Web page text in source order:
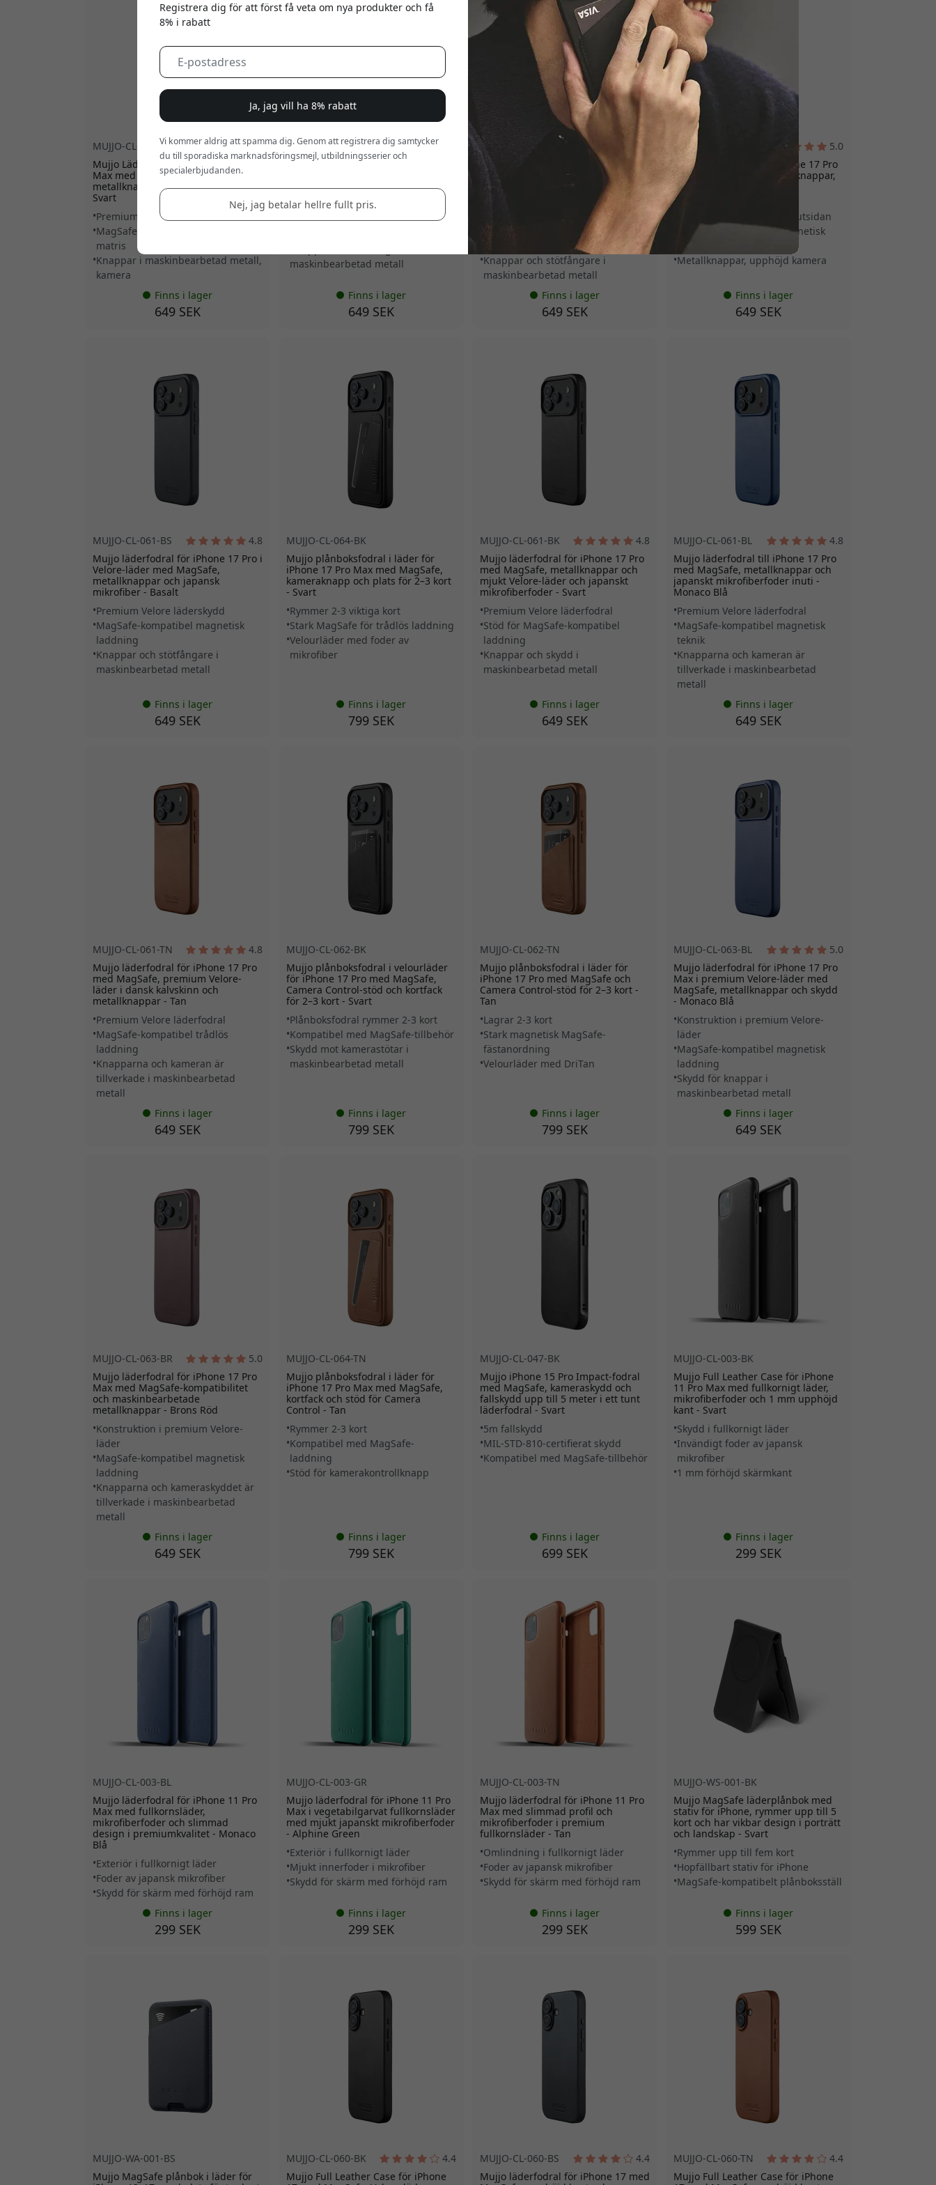
MUJJO-CL-063-BK
5.0
Mujjo Läderfodral för iPhone 17 Pro
Max med MagSafe-kompatibilitet,
metallknappar och kameraskydd -
Svart
Premium Velore läder på utsidan
MagSafe-kompatibel magnetisk
matris
Knappar i maskinbearbetad metall,
kamera
Finns i lager
649 SEK
MUJJO-CL-063-TN
Mujjo läderfodral för iPhone 17 Pro
kamerastöd och Velore-läder - Tan
Premium Velore läder på utsidan
MagSafe-kompatibel magnetisk
maskinbearbetad metall
Finns i lager
649 SEK
MUJJO-CL-061-BR
4.8
Mujjo Läderfodral för iPhone 17 Pro
med MagSafe-kompatibilitet i
Velore-läder av danskt kalvskinn -
Premium Velore läder på utsidan
MagSafe-kompatibel magnetisk
Knappar och stötfångare i
maskinbearbetad metall
Finns i lager
649 SEK
MUJJO-CL-063-BS
5.0
Mujjo läderfodral för iPhone 17 Pro
Max med MagSafe, metallknappar,
kamerastöd och japanskt
mikrofiberfoder - Basalt
Premium Velore läder på utsidan
MagSafe-kompatibel magnetisk
laddning
Metallknappar, upphöjd kamera
Finns i lager
649 SEK
MUJJO-CL-061-BS
4.8
Mujjo läderfodral för iPhone 17 Pro i
Velore-läder med MagSafe,
metallknappar och japansk
mikrofiber - Basalt
Premium Velore läderskydd
MagSafe-kompatibel magnetisk
laddning
Knappar och stötfångare i
maskinbearbetad metall
Finns i lager
649 SEK
MUJJO-CL-064-BK
Mujjo plånboksfodral i läder för
iPhone 17 Pro Max med MagSafe,
kameraknapp och plats för 2–3 kort
- Svart
Rymmer 2-3 viktiga kort
Stark MagSafe för trådlös laddning
Velourläder med foder av
mikrofiber
Finns i lager
799 SEK
MUJJO-CL-061-BK
4.8
Mujjo läderfodral för iPhone 17 Pro
med MagSafe, metallknappar och
mjukt Velore-läder och japanskt
mikrofiberfoder - Svart
Premium Velore läderfodral
Stöd för MagSafe-kompatibel
laddning
Knappar och skydd i
maskinbearbetad metall
Finns i lager
649 SEK
MUJJO-CL-061-BL
4.8
Mujjo läderfodral till iPhone 17 Pro
med MagSafe, metallknappar och
japanskt mikrofiberfoder inuti -
Monaco Blå
Premium Velore läderfodral
MagSafe-kompatibel magnetisk
teknik
Knapparna och kameran är
tillverkade i maskinbearbetad
metall
Finns i lager
649 SEK
MUJJO-CL-061-TN
4.8
Mujjo läderfodral för iPhone 17 Pro
med MagSafe, premium Velore-
läder i dansk kalvskinn och
metallknappar - Tan
Premium Velore läderfodral
MagSafe-kompatibel trådlös
laddning
Knapparna och kameran är
tillverkade i maskinbearbetad
metall
Finns i lager
649 SEK
MUJJO-CL-062-BK
Mujjo plånboksfodral i velourläder
för iPhone 17 Pro med MagSafe,
Camera Control-stöd och kortfack
för 2–3 kort - Svart
Plånboksfodral rymmer 2-3 kort
Kompatibel med MagSafe-tillbehör
Skydd mot kamerastötar i
maskinbearbetad metall
Finns i lager
799 SEK
MUJJO-CL-062-TN
Mujjo plånboksfodral i läder för
iPhone 17 Pro med MagSafe och
Camera Control-stöd för 2–3 kort -
Tan
Lagrar 2-3 kort
Stark magnetisk MagSafe-
fästanordning
Velourläder med DriTan
Finns i lager
799 SEK
MUJJO-CL-063-BL
5.0
Mujjo läderfodral för iPhone 17 Pro
Max i premium Velore-läder med
MagSafe, metallknappar och skydd
- Monaco Blå
Konstruktion i premium Velore-
läder
MagSafe-kompatibel magnetisk
laddning
Skydd för knappar i
maskinbearbetad metall
Finns i lager
649 SEK
MUJJO-CL-063-BR
5.0
Mujjo läderfodral för iPhone 17 Pro
Max med MagSafe-kompatibilitet
och maskinbearbetade
metallknappar - Brons Röd
Konstruktion i premium Velore-
läder
MagSafe-kompatibel magnetisk
laddning
Knapparna och kameraskyddet är
tillverkade i maskinbearbetad
metall
Finns i lager
649 SEK
MUJJO-CL-064-TN
Mujjo plånboksfodral i läder för
iPhone 17 Pro Max med MagSafe,
kortfack och stöd för Camera
Control - Tan
Rymmer 2-3 kort
Kompatibel med MagSafe-
laddning
Stöd för kamerakontrollknapp
Finns i lager
799 SEK
MUJJO-CL-047-BK
Mujjo iPhone 15 Pro Impact-fodral
med MagSafe, kameraskydd och
fallskydd upp till 5 meter i ett tunt
läderfodral - Svart
5m fallskydd
MIL-STD-810-certifierat skydd
Kompatibel med MagSafe-tillbehör
Finns i lager
699 SEK
MUJJO-CL-003-BK
Mujjo Full Leather Case för iPhone
11 Pro Max med fullkornigt läder,
mikrofiberfoder och 1 mm upphöjd
kant - Svart
Skydd i fullkornigt läder
Invändigt foder av japansk
mikrofiber
1 mm förhöjd skärmkant
Finns i lager
299 SEK
MUJJO-CL-003-BL
Mujjo läderfodral för iPhone 11 Pro
Max med fullkornsläder,
mikrofiberfoder och slimmad
design i premiumkvalitet - Monaco
Blå
Exteriör i fullkornigt läder
Foder av japansk mikrofiber
Skydd för skärm med förhöjd ram
Finns i lager
299 SEK
MUJJO-CL-003-GR
Mujjo läderfodral för iPhone 11 Pro
Max i vegetabilgarvat fullkornsläder
med mjukt japanskt mikrofiberfoder
- Alphine Green
Exteriör i fullkornigt läder
Mjukt innerfoder i mikrofiber
Skydd för skärm med förhöjd ram
Finns i lager
299 SEK
MUJJO-CL-003-TN
Mujjo läderfodral för iPhone 11 Pro
Max med slimmad profil och
mikrofiberfoder i premium
fullkornsläder - Tan
Omlindning i fullkornigt läder
Foder av japansk mikrofiber
Skydd för skärm med förhöjd ram
Finns i lager
299 SEK
MUJJO-WS-001-BK
Mujjo MagSafe läderplånbok med
stativ för iPhone, rymmer upp till 5
kort och har vikbar design i porträtt
och landskap - Svart
Rymmer upp till fem kort
Hopfällbart stativ för iPhone
MagSafe-kompatibelt plånboksställ
Finns i lager
599 SEK
MUJJO-WA-001-BS
Mujjo MagSafe plånbok i läder för
MUJJO-CL-060-BK
4.4
Mujjo Full Leather Case för iPhone
MUJJO-CL-060-BS
4.4
Mujjo läderfodral för iPhone 17 med
MUJJO-CL-060-TN
4.4
Mujjo Full Leather Case för iPhone
Registrera dig för att först få veta om nya produkter och få
8% i rabatt
Ja, jag vill ha 8% rabatt
Vi kommer aldrig att spamma dig. Genom att registrera dig samtycker
du till sporadiska marknadsföringsmejl, utbildningsserier och
specialerbjudanden.
Nej, jag betalar hellre fullt pris.